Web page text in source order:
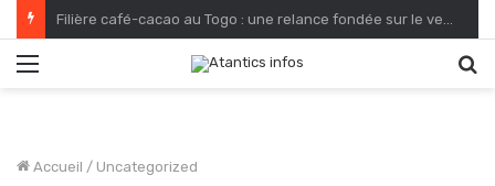
Protection de l’environnement : Le Togo à fond dans sa reconquête verte
Accueil / Uncategorized